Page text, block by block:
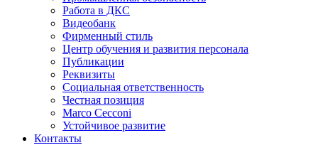
Работа в ДКС
Видеобанк
Фирменный стиль
Центр обучения и развития персонала
Публикации
Реквизиты
Социальная ответственность
Честная позиция
Marco Cecconi
Устойчивое развитие
Контакты